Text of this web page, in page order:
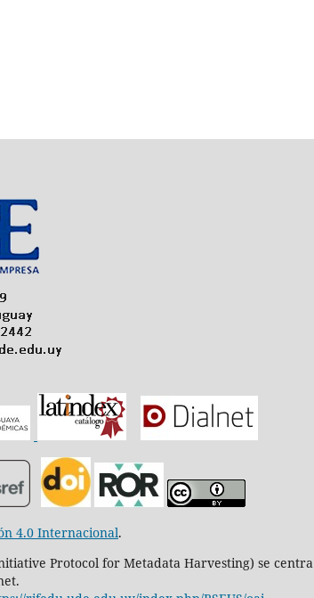
4.0 Internacional.
Protocol for Metadata Harvesting) se